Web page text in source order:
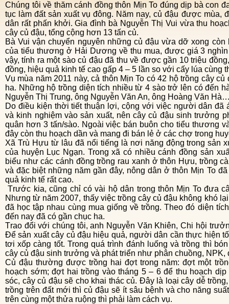
Chúng tôi về thăm cánh đồng thôn Mịn To đúng dịp bà con đang tất bật thu hoạch cây củ đậu để tiếp
tục làm đất sản xuất vụ đông. Năm nay, củ đậu được mùa,
dân rất phấn khởi. Gia đình bà Nguyễn Thị Vui vừa thu
cây củ đậu, tổng cộng hơn 13 tấn củ.
Bà Vui vận chuyển nguyên những củ đậu vừa dỡ xong còn bám đất mang ra bán buôn cho xe ô tô
của tiểu thương ở Hải Dương về thu mua, được giá 3
vậy, tính ra một sào củ đậu đã thu về được gần 10 triệu
đồng, hiệu quả kinh tế cao gấp 4 – 5 lần so với cấy lúa cùng
Vụ mùa năm 2011 này, cả thôn Mịn To có 42 hộ trồng cây củ đậu với tổng diện tích lên đến gần chục
ha. Những hộ trồng diện tích nhiều từ 4 sào trở lên có đến
Nguyễn Thị Trung, ông Nguyễn Văn An, ông Hoàng Văn
Do điều kiện thời tiết thuận lợi, cộng với việc người dân đã áp dụng tốt kiến thức khoa học kỹ thuật
và kinh nghiệm vào sản xuất, nên cây củ đậu sinh trưởng
quân hơn 3 tấn/sào. Ngoài việc bán buôn cho tiểu thương
đây còn thu hoạch dần và mang đi bán lẻ ở các chợ trong
Xã Trù Hựu từ lâu đã nổi tiếng là nơi năng động trong sản xuất cây rau màu hiệu quả vào bậc nhất
của huyện Lục Ngạn. Trong xã có nhiều cánh đồng sản
biểu như các cánh đồng trồng rau xanh ở thôn Hựu, trồng
và đặc biệt những năm gần đây, nông dân ở thôn Mịn To
quả kinh tế rất cao.
Trước kia, cũng chỉ có vài hộ dân trong thôn Mịn To đưa cây củ đậu về trồng với diện tích nhỏ lẻ.
Nhưng từ năm 2007, thấy việc trồng cây củ đậu không khó
đã học tập nhau cùng mua giống về trồng. Theo đó diện
đến nay đã có gần chục ha.
Trao đổi với chúng tôi, anh Nguyễn Văn Khiên, Chi hội trưởng Nông dân thôn Mịn To cho biết thêm:
Để sản xuất cây củ đậu hiệu quả, người dân cần thực hiện
tơi xốp càng tốt. Trong quá trình đánh luống và trồng thì
cây củ đậu sinh trưởng và phát triển như phân chuồng,
Củ đậu thường được trồng hai đợt trong năm: đợt một trồng vào thời điểm từ tháng 2 – 3 để thu
hoạch sớm; đợt hai trồng vào tháng 5 – 6 để thu hoạch
sóc, cây củ đậu sẽ cho khai thác củ. Đây là loại cây dễ
trồng trên đất mới thì củ đậu sẽ ít sâu bệnh và cho năng
trên cùng một thửa ruộng thì phải làm cách vụ.